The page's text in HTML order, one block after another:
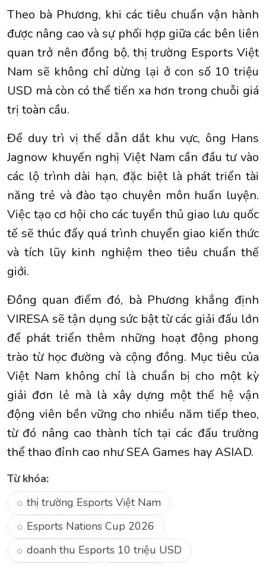
Theo bà Phương, khi các tiêu chuẩn vận hành
được nâng cao và sự phối hợp giữa các bên liên
quan trở nên đồng bộ, thị trường Esports Việt
Nam sẽ không chỉ dừng lại ở con số 10 triệu
USD mà còn có thể tiến xa hơn trong chuỗi giá
trị toàn cầu.
Để duy trì vị thế dẫn dắt khu vực, ông Hans
Jagnow khuyến nghị Việt Nam cần đầu tư vào
các lộ trình dài hạn, đặc biệt là phát triển tài
năng trẻ và đào tạo chuyên môn huấn luyện.
Việc tạo cơ hội cho các tuyển thủ giao lưu quốc
tế sẽ thúc đẩy quá trình chuyển giao kiến thức
và tích lũy kinh nghiệm theo tiêu chuẩn thế
giới.
Đồng quan điểm đó, bà Phương khẳng định
VIRESA sẽ tận dụng sức bật từ các giải đấu lớn
để phát triển thêm những hoạt động phong
trào từ học đường và cộng đồng. Mục tiêu của
Việt Nam không chỉ là chuẩn bị cho một kỳ
giải đơn lẻ mà là xây dựng một thế hệ vận
động viên bền vững cho nhiều năm tiếp theo,
từ đó nâng cao thành tích tại các đấu trường
thể thao đỉnh cao như SEA Games hay ASIAD.
Từ khóa:
thị trường Esports Việt Nam
Esports Nations Cup 2026
doanh thu Esports 10 triệu USD